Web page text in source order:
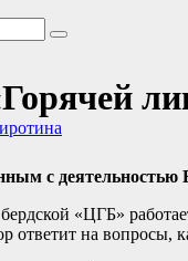
с
«ЦГБ»
ответит на вопросы,